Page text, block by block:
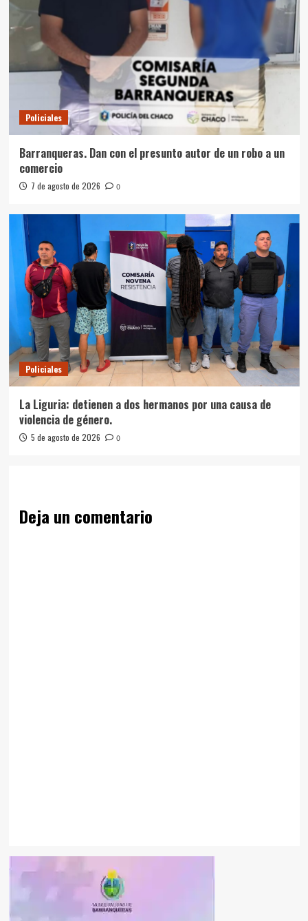
Policiales
Barranqueras. Dan con el presunto autor de un robo a un
comercio
7 de agosto de 2026 0
Policiales
La Liguria: detienen a dos hermanos por una causa de
violencia de género.
5 de agosto de 2026 0
Deja un comentario